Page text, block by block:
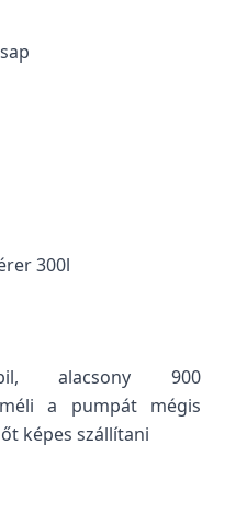
300l
alacsony 900
a pumpát mégis
képes szállítani